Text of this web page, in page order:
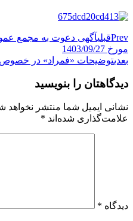
Prevقبلیآگهی دعوت به مجمع
مورخ 1403/09/27
بعدیتوضیحات «فمراد» در
دیدگاهتان را بنویسید
نشانی ایمیل شما منتشر نخواهد
علامت‌گذاری شده‌اند *
دیدگاه *